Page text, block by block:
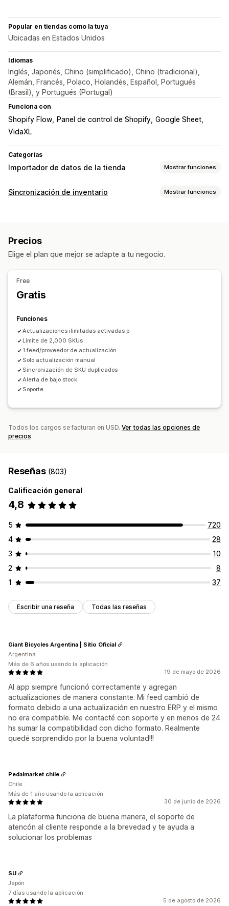
Popular en tiendas como la tuya
Ubicadas en Estados Unidos
Idiomas
Inglés, Japonés, Chino (simplificado), Chino (tradicional),
Alemán, Francés, Polaco, Holandés, Español, Portugués
(Brasil), y Portugués (Portugal)
Funciona con
Shopify Flow Panel de control de Shopify Google Sheet
VidaXL
Categorías
Importador de datos de la tienda Mostrar funciones
Sincronización de datos
Sincronización programada
Exportación masiva
Exportación programada
Actualizaciones masivas
Productos
Sincronización de inventario Mostrar funciones
Códigos de barras
Masivo
En tiempo real Programado Personalizado
Alertas de inventario
Importación y exportación de datos
Registros detallados
Precios
Elige el plan que mejor se adapte a tu negocio.
Free
Gratis
Funciones
Actualizaciones ilimitadas activadas p
Límite de 2,000 SKUs
1 feed/proveedor de actualización
Solo actualización manual
Sincronización de SKU duplicados
Alerta de bajo stock
Soporte
Todos los cargos se facturan en USD. Ver todas las opciones de
precios
Reseñas (803)
Calificación general
4,8
5
720
4
28
3
10
2
8
1
37
Escribir una reseña Todas las reseñas
19 de mayo de 2026
Al app siempre funcionó correctamente y agregan
actualizaciones de manera constante. Mi feed cambió de
formato debido a una actualización en nuestro ERP y el mismo
no era compatible. Me contacté con soporte y en menos de 24
hs sumar la compatibilidad con dicho formato. Realmente
quedé sorprendido por la buena voluntad!!!
Giant Bicycles Argentina | Sitio Oficial
Argentina
Más de 6 años usando la aplicación
30 de junio de 2026
La plataforma funciona de buena manera, el soporte de
atencón al cliente responde a la brevedad y te ayuda a
solucionar los problemas
Pedalmarket chile
Chile
Más de 1 año usando la aplicación
5 de agosto de 2026
SU
Japón
7 días usando la aplicación